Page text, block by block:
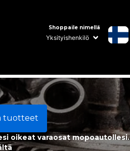
Shoppaile nimellä
tuotteet
oikeat varaosat mopoautollesi.